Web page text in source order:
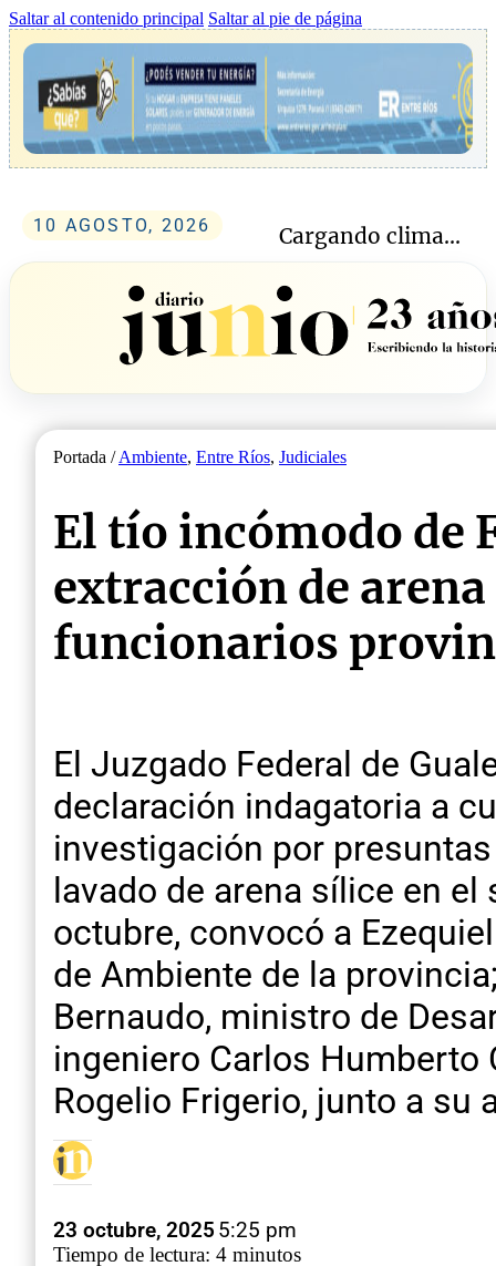
Saltar al contenido principal Saltar al pie de página
10 AGOSTO, 2026 Cargando clima...
Portada /Ambiente, Entre Ríos, Judiciales
El tío incómodo de
extracción de
funcionarios
El Juzgado Federal de
declaración indagatoria a
investigación por
lavado de arena sílice en
octubre, convocó a
de Ambiente de la
Bernaudo, ministro de
ingeniero Carlos Humberto
Rogelio Frigerio, junto a su
23 octubre, 2025 5:25 pm
Tiempo de lectura: 4 minutos